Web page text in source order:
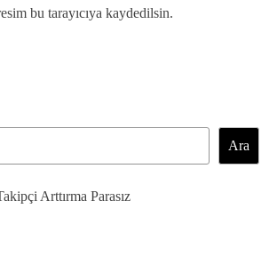
bu tarayıcıya kaydedilsin.
Ara
Arttırma Parasız